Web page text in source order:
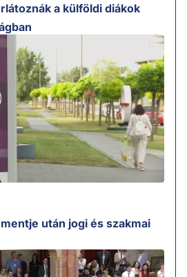
a külföldi diákok
után jogi és szakmai